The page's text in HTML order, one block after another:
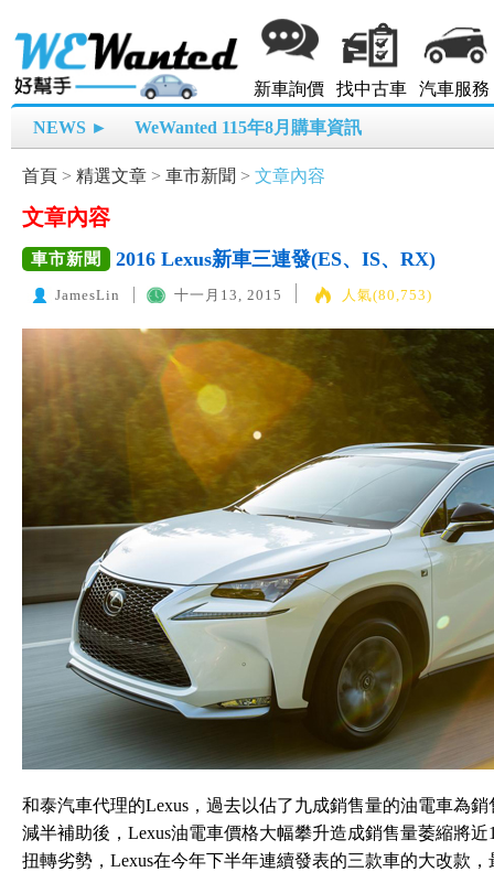
新車詢價 找中古車 汽車服務
NEWS ► WeWanted 115年8月購車資訊
首頁 > 精選文章 > 車市新聞 > 文章內容
文章內容
車市新聞 2016 Lexus新車三連發(ES、IS、RX)
JamesLin 十一月13, 2015 人氣(80,753)
和泰汽車代理的Lexus，過去以佔了九成銷售量的油電車為
減半補助後，Lexus油電車價格大幅攀升造成銷售量萎縮將
扭轉劣勢，Lexus在今年下半年連續發表的三款車的大改款